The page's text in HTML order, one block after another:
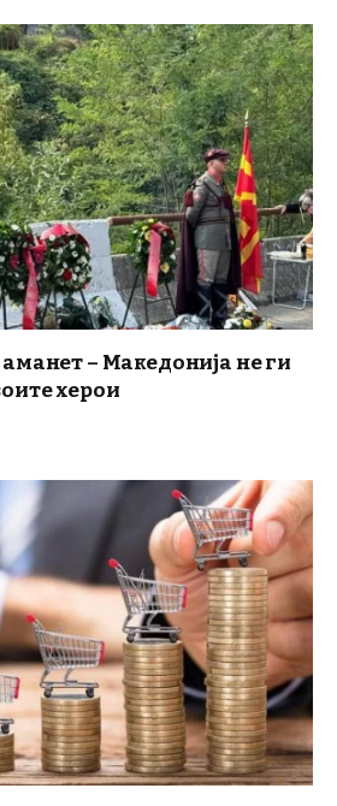
– Македонија не ги
херои